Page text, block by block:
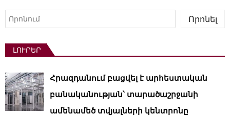
Որոնել
Որոնել
ԼՈՒՐԵՐ
Հրազդանում բացվել է արհեստական ​​
բանականության՝ տարածաշրջանի
ամենամեծ տվյալների կենտրոնը